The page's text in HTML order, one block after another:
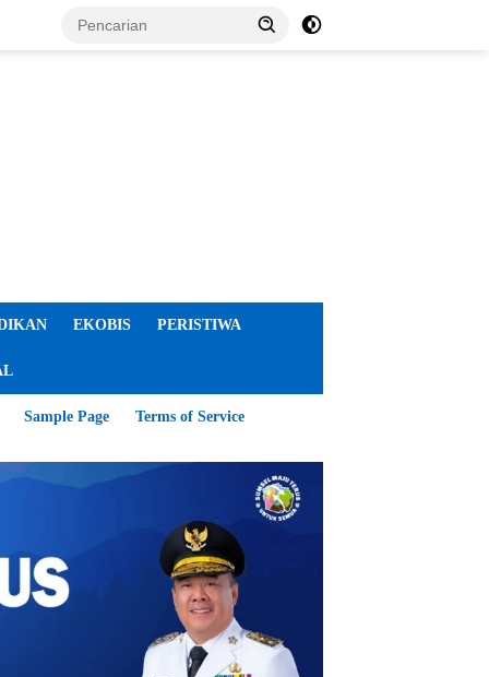
EKOBIS PERISTIWA
Sample Page Terms of Service